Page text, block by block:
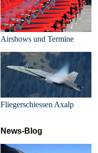
Airshows und Termine
Fliegerschiessen Axalp
News-Blog